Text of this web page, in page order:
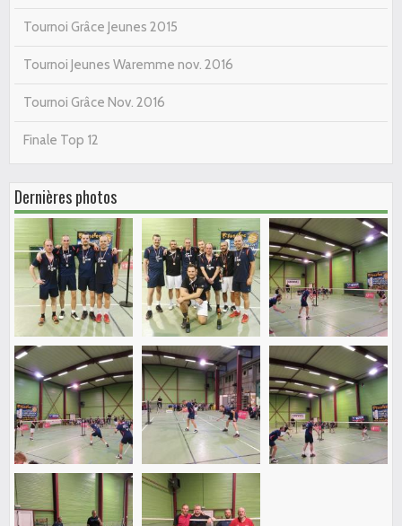
Tournoi Grâce Jeunes 2015
Tournoi Jeunes Waremme nov. 2016
Tournoi Grâce Nov. 2016
Finale Top 12
Dernières photos